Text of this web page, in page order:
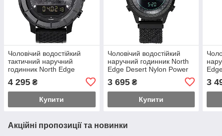
Чоловічий водостійкий
тактичний наручний
годинник North Edge
Чорний
4 295 ₴
Купити
Чоловічий водостійкий
наручний годинник North
Edge Desert Nylon Power
ремінці) Чорний
3 695₴
Купити
3
Акційні пропозиції та новинки